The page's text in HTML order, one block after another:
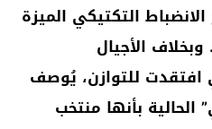
التكتيكي الميزة
الأجيال
افتقدت للتوازن، يُوصف
بأنها منتخب